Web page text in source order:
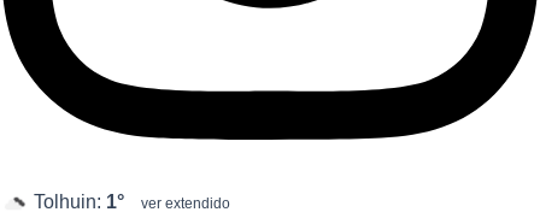
Tolhuin: 1° ver extendido